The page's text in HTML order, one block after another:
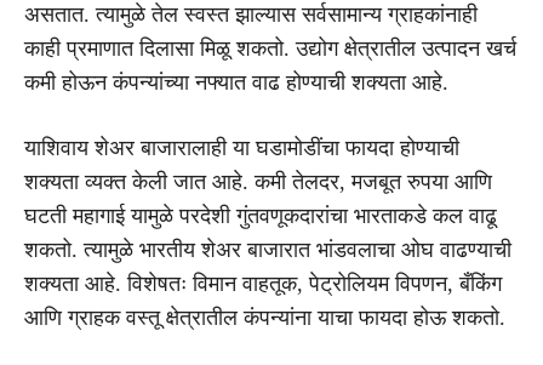
असतात. त्यामुळे तेल स्वस्त झाल्यास सर्वसामान्य ग्राहकांनाही
काही प्रमाणात दिलासा मिळू शकतो. उद्योग क्षेत्रातील उत्पादन खर्च
कमी होऊन कंपन्यांच्या नफ्यात वाढ होण्याची शक्यता आहे.
याशिवाय शेअर बाजारालाही या घडामोडींचा फायदा होण्याची
शक्यता व्यक्त केली जात आहे. कमी तेलदर, मजबूत रुपया आणि
घटती महागाई यामुळे परदेशी गुंतवणूकदारांचा भारताकडे कल वाढू
शकतो. त्यामुळे भारतीय शेअर बाजारात भांडवलाचा ओघ वाढण्याची
शक्यता आहे. विशेषतः विमान वाहतूक, पेट्रोलियम विपणन, बँकिंग
आणि ग्राहक वस्तू क्षेत्रातील कंपन्यांना याचा फायदा होऊ शकतो.